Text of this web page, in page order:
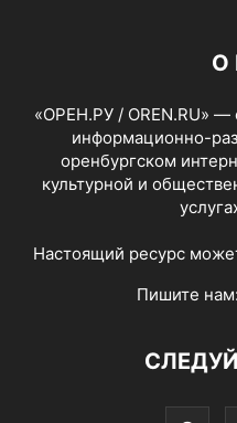
О
«ОРЕН.РУ / OREN.RU»
информационно-
оренбургском
культурной и
Настоящий ресурс
Пишите нам: